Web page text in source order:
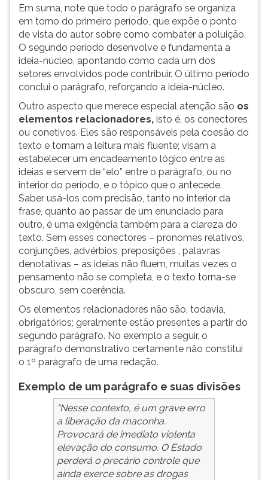
Em suma, note que todo o parágrafo se organiza
em torno do primeiro período, que expõe o ponto
de vista do autor sobre como combater a poluição.
O segundo período desenvolve e fundamenta a
ideia-núcleo, apontando como cada um dos
setores envolvidos pode contribuir. O último período
conclui o parágrafo, reforçando a ideia-núcleo.
Outro aspecto que merece especial atenção são os
elementos relacionadores, isto é, os conectores
ou conetivos. Eles são responsáveis pela coesão do
texto e tornam a leitura mais fluente; visam a
estabelecer um encadeamento lógico entre as
ideias e servem de “elo” entre o parágrafo, ou no
interior do período, e o tópico que o antecede.
Saber usá-los com precisão, tanto no interior da
frase, quanto ao passar de um enunciado para
outro, é uma exigência também para a clareza do
texto. Sem esses conectores – pronomes relativos,
conjunções, advérbios, preposições , palavras
denotativas – as ideias não fluem, muitas vezes o
pensamento não se completa, e o texto torna-se
obscuro, sem coerência.
Os elementos relacionadores não são, todavia,
obrigatórios; geralmente estão presentes a partir do
segundo parágrafo. No exemplo a seguir, o
parágrafo demonstrativo certamente não constitui
o 1º parágrafo de uma redação.
Exemplo de um parágrafo e suas divisões
“Nesse contexto, é um grave erro
a liberação da maconha.
Provocará de imediato violenta
elevação do consumo. O Estado
perderá o precário controle que
ainda exerce sobre as drogas